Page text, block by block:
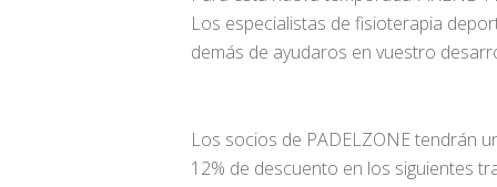
Los especialistas de fisioterapia
demás de ayudaros en vuestro
Los socios de PADELZONE tendrán
12% de descuento en los siguientes